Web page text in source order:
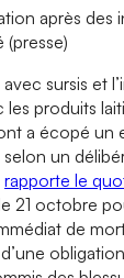
après des
sursis et
produits
a écopé un
un
rapporte le
21 octobre
de